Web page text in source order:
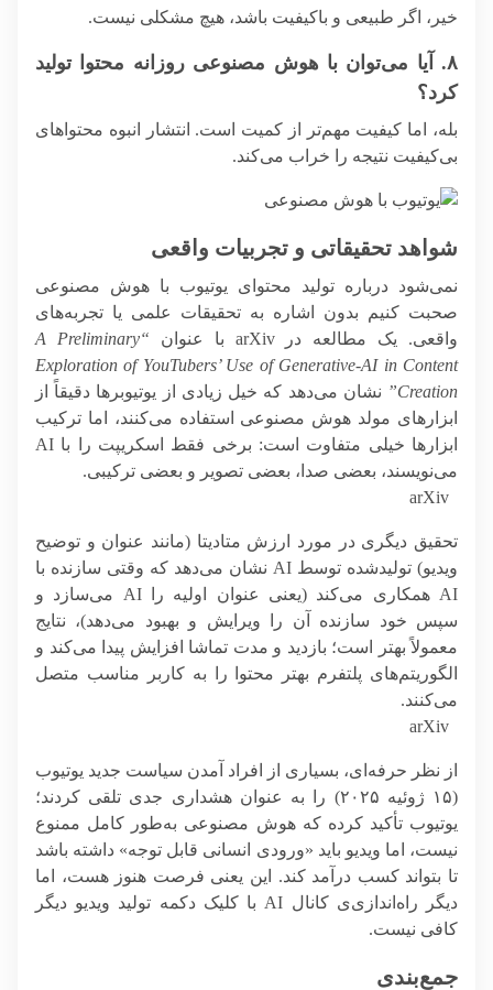
خیر، اگر طبیعی و باکیفیت باشد، هیچ مشکلی نیست.
۸. آیا می‌توان با هوش مصنوعی روزانه محتوا تولید
کرد؟
بله، اما کیفیت مهم‌تر از کمیت است. انتشار انبوه محتواهای
بی‌کیفیت نتیجه را خراب می‌کند.
شواهد تحقیقاتی و تجربیات واقعی
نمی‌شود درباره تولید محتوای یوتیوب با هوش مصنوعی
صحبت کنیم بدون اشاره به تحقیقات علمی یا تجربه‌های
واقعی. یک مطالعه در arXiv با عنوان
“A Preliminary
Exploration of YouTubers’ Use of Generative-AI in Content
Creation”
نشان می‌دهد که خیل زیادی از یوتیوبرها دقیقاً از
ابزارهای مولد هوش مصنوعی استفاده می‌کنند، اما ترکیب
ابزارها خیلی متفاوت است: برخی فقط اسکریپت را با AI
می‌نویسند، بعضی صدا، بعضی تصویر و بعضی ترکیبی.
arXiv
تحقیق دیگری در مورد ارزش متادیتا (مانند عنوان و توضیح
ویدیو) تولیدشده توسط AI نشان می‌دهد که وقتی سازنده با
AI همکاری می‌کند (یعنی عنوان اولیه را AI می‌سازد و
سپس خود سازنده آن را ویرایش و بهبود می‌دهد)، نتایج
معمولاً بهتر است؛ بازدید و مدت تماشا افزایش پیدا می‌کند و
الگوریتم‌های پلتفرم بهتر محتوا را به کاربر مناسب متصل
می‌کنند.
arXiv
از نظر حرفه‌ای، بسیاری از افراد آمدن سیاست جدید یوتیوب
(۱۵ ژوئیه ۲۰۲۵) را به عنوان هشداری جدی تلقی کردند؛
یوتیوب تأکید کرده که هوش مصنوعی به‌طور کامل ممنوع
نیست، اما ویدیو باید «ورودی انسانی قابل توجه» داشته باشد
تا بتواند کسب درآمد کند. این یعنی فرصت هنوز هست، اما
دیگر راه‌اندازی‌ی کانال AI با کلیک دکمه تولید ویدیو دیگر
کافی نیست.
جمع‌بندی